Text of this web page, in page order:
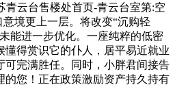
青云台售楼处首页-青云台室第:空
境更上一层。将改变“沉购轻
能进一步优化。一座纯粹的低密
懂得赏识它的仆人，居平易近就业
可完满胜任。同时，小胖君间接告
的您！正在政策激励资产持久持有